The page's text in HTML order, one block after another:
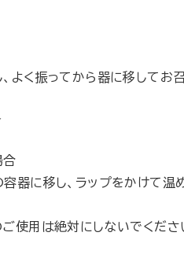
よく振ってから器に移してお
合
器に移し、ラップをかけて温
使用は絶対にしないでくださ